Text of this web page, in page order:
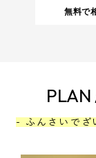
無料で
- ふんさいでざ